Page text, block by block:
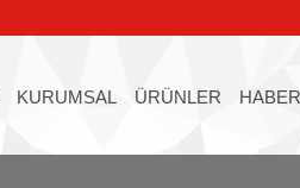
KURUMSAL ÜRÜNLER